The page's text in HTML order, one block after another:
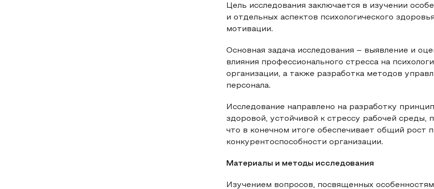
Цель исследования заключается в изучении
и отдельных аспектов психологического
мотивации.
Основная задача исследования – выявление и
влияния профессионального стресса на
организации, а также разработка методов
персонала.
Исследование направлено на разработку
здоровой, устойчивой к стрессу рабочей
что в конечном итоге обеспечивает общий рост
конкурентоспособности организации.
Материалы и методы исследования
Изучением вопросов, посвященных